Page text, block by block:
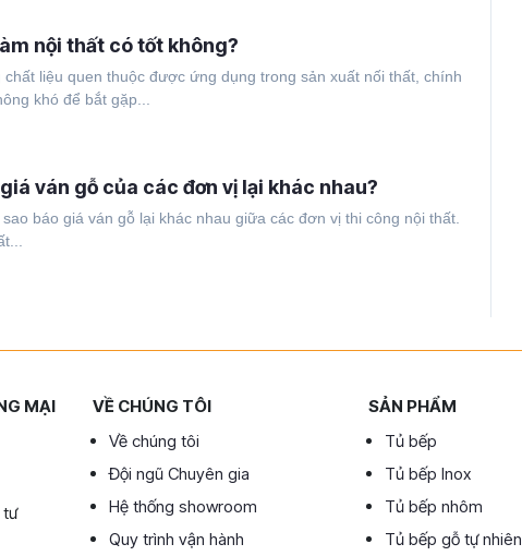
nội thất có tốt không?
chất liệu quen thuộc được ứng dụng trong sản xuất nối thất, chính
khó để bắt gặp...
ván gỗ của các đơn vị lại khác nhau?
báo giá ván gỗ lại khác nhau giữa các đơn vị thi công nội thất.
MẠI
tư
VỀ CHÚNG TÔI
Về chúng tôi
Đội ngũ Chuyên gia
Hệ thống showroom
Quy trình vận hành
SẢN PHẨM
Tủ bếp
Tủ bếp Inox
Tủ bếp nhôm
Tủ bếp gỗ tự nhiên